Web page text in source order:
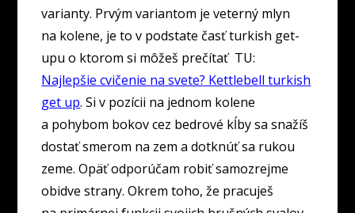
varianty. Prvým variantom je veterný mlyn
na kolene, je to v podstate časť turkish get-
upu o ktorom si môžeš prečítať TU:
Najlepšie cvičenie na svete? Kettlebell turkish
get up. Si v pozícii na jednom kolene
a pohybom bokov cez bedrové kĺby sa snažíš
dostať smerom na zem a dotknúť sa rukou
zeme. Opäť odporúčam robiť samozrejme
obidve strany. Okrem toho, že pracuješ